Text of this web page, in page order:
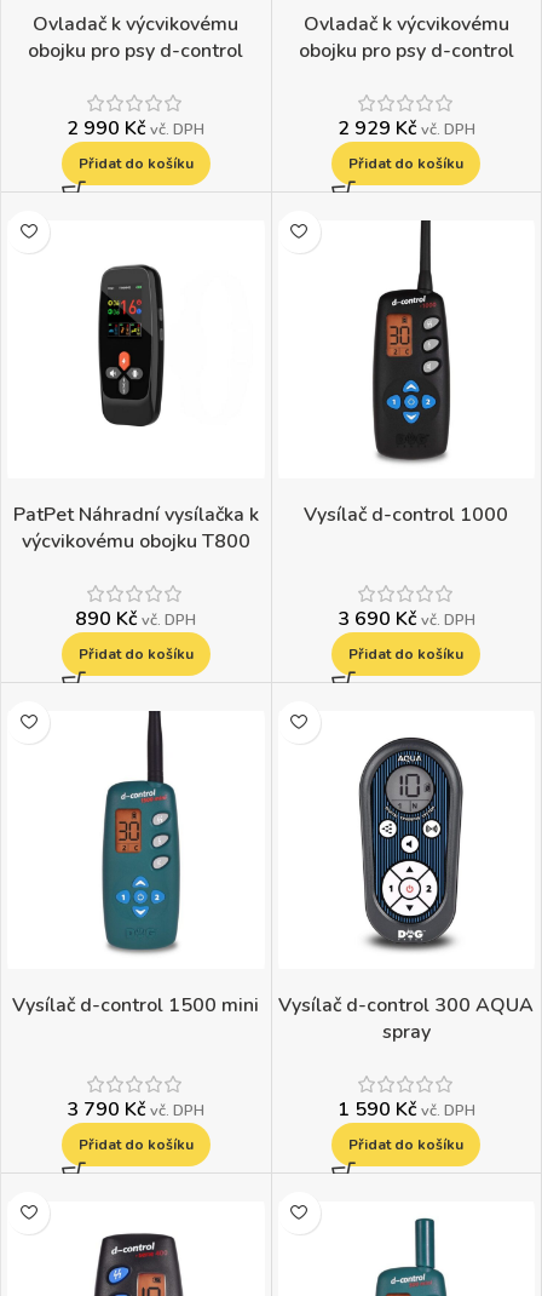
Ovladač k výcvikovému
obojku pro psy d-control
2 990 Kč vč. DPH
Přidat do košíku
Ovladač k výcvikovému
obojku pro psy d-control
2 929 Kč vč. DPH
Přidat do košíku
PatPet Náhradní vysílačka k
výcvikovému obojku T800
890 Kč vč. DPH
Přidat do košíku
Vysílač d-control 1000
3 690 Kč vč. DPH
Přidat do košíku
Vysílač d-control 1500 mini
3 790 Kč vč. DPH
Přidat do košíku
Vysílač d-control 300 AQUA
spray
1 590 Kč vč. DPH
Přidat do košíku